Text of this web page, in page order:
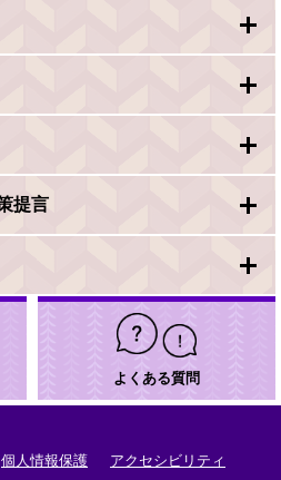
提言
よくある質問
個人情報保護 アクセシビリティ